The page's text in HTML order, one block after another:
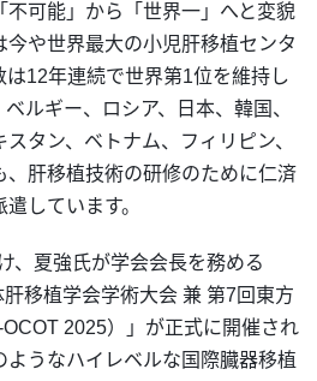
不可能」から「世界一」へと変貌
今や世界最大の小児肝移植センタ
は12年連続で世界第1位を維持し
ルギー、ロシア、日本、韓国、
タン、ベトナム、フィリピン、
、肝移植技術の研修のために仁済
しています。
、夏強氏が学会会長を務める
肝移植学会学術大会 兼 第7回東方
2025）」が正式に開催され
ようなハイレベルな国際臓器移植